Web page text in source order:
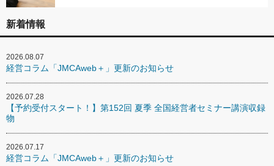
新着情報
2026.08.07
経営コラム「JMCAweb＋」更新のお知らせ
2026.07.28
【予約受付スタート！】第152回 夏季 全国経営者セミナー講演収録
物
2026.07.17
経営コラム「JMCAweb＋」更新のお知らせ